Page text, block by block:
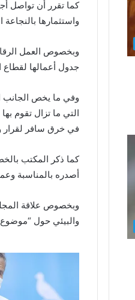
كما تقرر أن تواصل
واستثمارها بالنجاعة
جدول أعمالها لقطاع
وفي ما يخص الجانب
التي ما تزال تقوم
في خرق سافر لقرار
كما ذكر المكتب
أصدره بالمناسبة
وبخصوص علاقة
والبيئي حول